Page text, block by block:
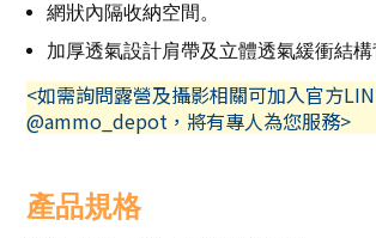
網狀內隔收納空間。
加厚透氣設計肩帶及立體透氣緩衝結構
<如需詢問露營及攝影相關可加入官方
@ammo_depot，將有專人為您服務>
產品規格